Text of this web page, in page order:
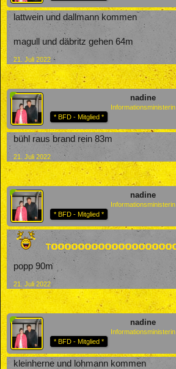
lattwein und dallmann kommen
magull und däbritz gehen 64m
21. Juli 2022
nadine
Informationsministerin
* BFD - Mitglied *
bühl raus brand rein 83m
21. Juli 2022
nadine
Informationsministerin
* BFD - Mitglied *
popp 90m
21. Juli 2022
nadine
Informationsministerin
* BFD - Mitglied *
kleinherne und lohmann kommen